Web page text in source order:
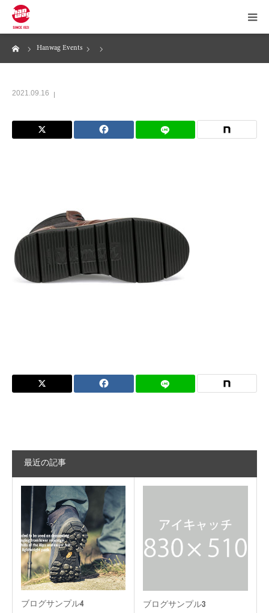
Hanwag Events
2021.09.16
最近の記事
ブログサンプル4 ブログサンプル3
News
About Hanwag
Products
Store Locator
Online Store
Contact Us